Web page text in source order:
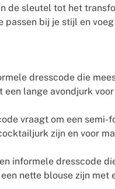
de sleutel tot het
passen bij je stijl en
dresscode die
lange avondjurk
vraagt om een
zijn en voor
informele dresscode
nette blouse zijn